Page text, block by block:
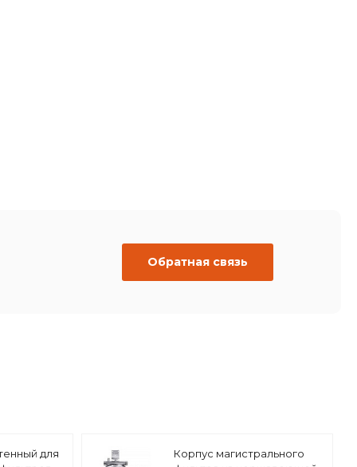
Обратная связь
для
Корпус магистрального